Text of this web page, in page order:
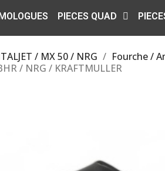
PIECES QUAD
/ MX 50 / NRG Fourche /
/ NRG / KRAFTMULLER